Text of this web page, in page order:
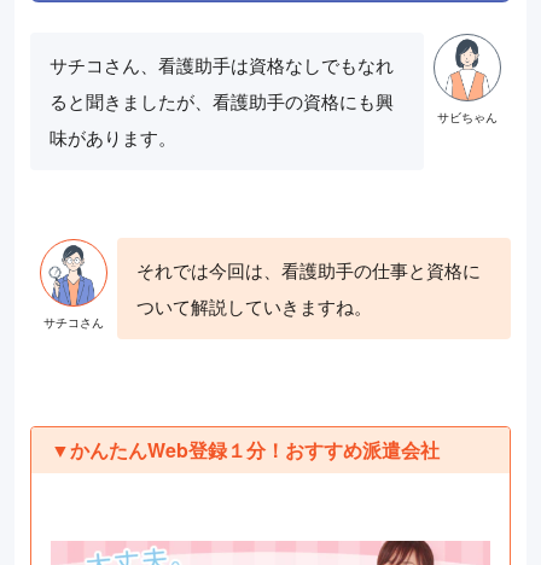
サチコさん、看護助手は資格なしでもなれ
ると聞きましたが、看護助手の資格にも興
味があります。
それでは今回は、看護助手の仕事と資格に
ついて解説していきますね。
▼かんたんWeb登録１分！おすすめ派遣会社